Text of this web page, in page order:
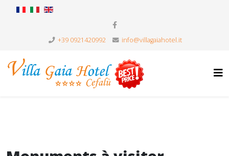
+39 0921420992 info@villagaiahotel.it